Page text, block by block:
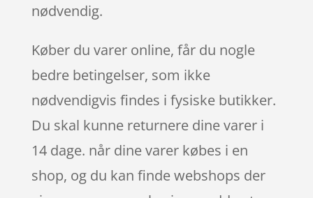
nødvendig.
Køber du varer online, får du nogle
bedre betingelser, som ikke
nødvendigvis findes i fysiske butikker.
Du skal kunne returnere dine varer i
14 dage. når dine varer købes i en
shop, og du kan finde webshops der